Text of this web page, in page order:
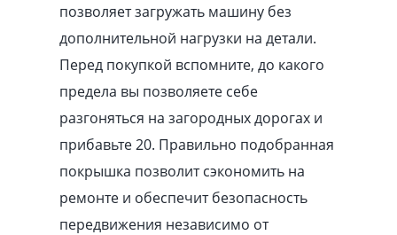
позволяет загружать машину без
дополнительной нагрузки на детали.
Перед покупкой вспомните, до какого
предела вы позволяете себе
разгоняться на загородных дорогах и
прибавьте 20. Правильно подобранная
покрышка позволит сэкономить на
ремонте и обеспечит безопасность
передвижения независимо от